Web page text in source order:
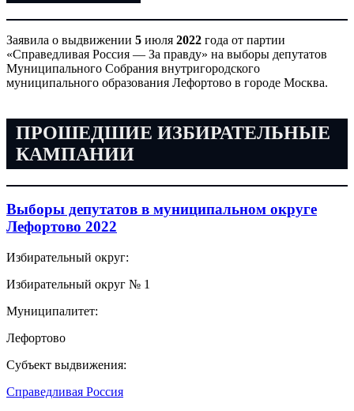
Заявила о выдвижении 5 июля 2022 года от партии
«Справедливая Россия — За правду» на выборы депутатов
Муниципального Собрания внутригородского
муниципального образования Лефортово в городе Москва.
ПРОШЕДШИЕ ИЗБИРАТЕЛЬНЫЕ
КАМПАНИИ
Выборы депутатов в муниципальном округе
Лефортово 2022
Избирательный округ:
Избирательный округ № 1
Муниципалитет:
Лефортово
Субъект выдвижения:
Справедливая Россия